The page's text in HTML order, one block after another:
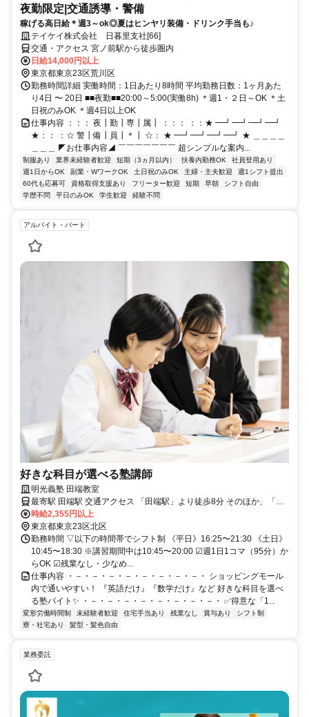
夜勤限定|交通誘導・警備
稼げる高日給＊週3～ok◎夏はヒンヤリ装備・ドリンク手当も♪
テイケイ株式会社 日暮里支社[66]
交通・アクセス 宮ノ前駅から徒歩圏内
日給14,000円以上
東京都東京23区荒川区
勤務時間詳細 実働時間：1日あたり8時間 平均勤務日数：1ヶ月あた
り4日 〜 20日 ■■夜勤■■20:00～5:00(実働8h) ＊週1・２日～OK ＊土
日祝のみOK ＊週4日以上OK
仕事内容 ：：： 夜┃勤┃専┃属┃ ：：： ：：★ ━┛━┛━┛━┛
★：： ：☆ 警┃備┃員┃＊┃ ☆： ★ ━┛━┛━┛━┛ ★ ＿＿＿＿
＿＿＿ ◤お仕事内容◢ ￣￣￣￣￣￣￣ 超シンプルな案内...
制服あり 業界未経験者歓迎 短期（3ヵ月以内） 扶養内勤務OK
社員登用あり
週1日からOK
副業・WワークOK 土日祝のみOK 主婦・主夫歓迎
週1シフト提出
60代も応募可
資格取得支援あり フリーター歓迎 短期 早朝
シフト自由
学歴不問
平日のみOK 学生歓迎 経験不問
アルバイト・パート
好きな科目が選べる塾講師
明光義塾 田端教室
最寄駅 田端駅 交通アクセス 「田端駅」より徒歩8分 そのほか、「尾
久駅」「赤土小学校前駅」より徒歩約10分
時給2,355円以上
東京都東京23区北区
勤務時間 ▽以下の時間帯でシフト制 《平日》16:25〜21:30 《土日》
10:45〜18:30 ※講習期間中は10:45〜20:00 ☑週1日1コマ（95分）か
らOK ☑残業なし・少なめ...
仕事内容 ・－・－・－・－・－・－・－・－・ ショッピングモール
内で通いやすい！ 『英語だけ』『数学だけ』など 好きな科目を選べ
る塾バイト✨ ・－・－・－・－・－・－・－・－・ ✅得意な「1...
変形労働時間制 未経験者歓迎 住宅手当あり 残業なし 賞与あり
シフト制
寮・社宅あり
髪型・髪色自由
業務委託